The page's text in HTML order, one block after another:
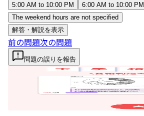
5:00 AM to 10:00 PM
6:00 AM to 10:00 PM
The weekend hours are not specified
解答・解説を表示
前の問題次の問題
問題の誤りを報告